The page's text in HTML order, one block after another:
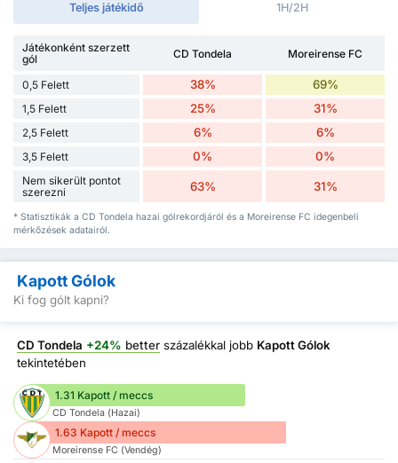
Teljes játékidő 1H/2H
Játékonként szerzett
gól
CD Tondela Moreirense FC
0,5 Felett 38% 69%
1,5 Felett 25% 31%
2,5 Felett 6% 6%
3,5 Felett 0% 0%
Nem sikerült pontot
szerezni
63% 31%
* Statisztikák a CD Tondela hazai gólrekordjáról és a Moreirense FC idegenbeli
mérkőzések adatairól.
Kapott Gólok
Ki fog gólt kapni?
CD Tondela +24% better százalékkal jobb Kapott Gólok
tekintetében
1.31 Kapott / meccs
CD Tondela (Hazai)
1.63 Kapott / meccs
Moreirense FC (Vendég)